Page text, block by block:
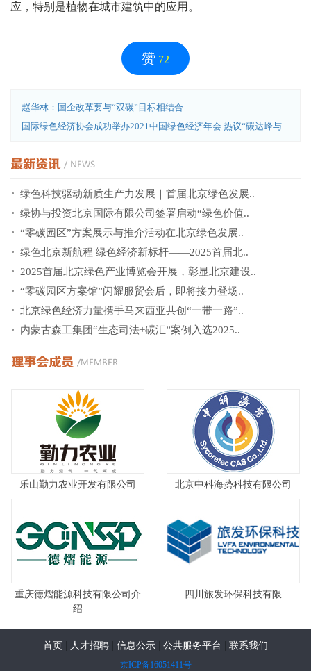
应，特别是植物在城市建筑中的应用。
赞 72
赵华林：国企改革要与“双碳”目标相结合
国际绿色经济协会成功举办2021中国绿色经济年会 热议“碳达峰与
绿色科技驱动新质生产力发展｜首届北京绿色发展..
绿协与投资北京国际有限公司签署启动“绿色价值..
“零碳园区”方案展示与推介活动在北京绿色发展..
绿色北京新航程 绿色经济新标杆——2025首届北..
2025首届北京绿色产业博览会开展，彰显北京建设..
“零碳园区方案馆”闪耀服贸会后，即将接力登场..
北京绿色经济力量携手马来西亚共创“一带一路”..
内蒙古森工集团“生态司法+碳汇”案例入选2025..
乐山勤力农业开发有限公司 北京中科海势科技有限公司
重庆德熠能源科技有限公司介
绍
四川旅发环保科技有限
首页 人才招聘 信息公示 公共服务平台 联系我们
京ICP备16051411号